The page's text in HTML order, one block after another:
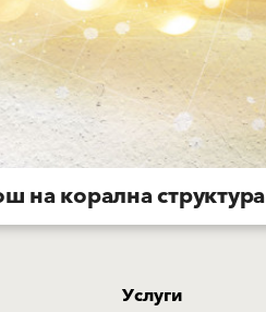
на корална структура
Услуги